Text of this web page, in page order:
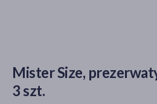
Mister Size,
3 szt.